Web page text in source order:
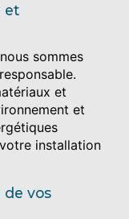
et
sommes
et
et
installation
de vos